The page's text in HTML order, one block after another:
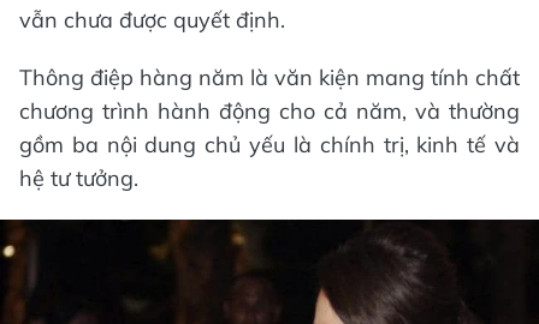
vẫn chưa được quyết định.
Thông điệp hàng năm là văn kiện mang tính chất
chương trình hành động cho cả năm, và thường
gồm ba nội dung chủ yếu là chính trị, kinh tế và
hệ tư tưởng.